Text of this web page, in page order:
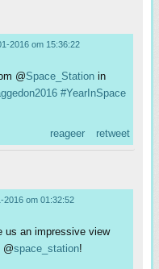
2016 om 15:36:22
@Space_Station in
#YearInSpace
reageer
retweet
2016 om 01:32:52
us an impressive view
@space_station!